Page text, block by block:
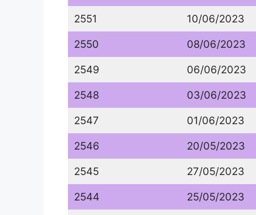
2551 10/06/2023
2550 08/06/2023
2549 06/06/2023
2548 03/06/2023
2547 01/06/2023
2546 20/05/2023
2545 27/05/2023
2544 25/05/2023